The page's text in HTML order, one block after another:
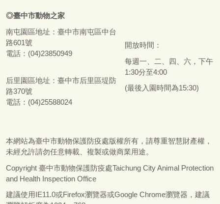
◎臺中市動物之家
南屯園區地址： 臺中市南屯區中台
路601號
電話：(04)23850949
后里園區地址： 臺中市后里區堤防
路370號
電話：(04)25588024
開放時間：
每週一、二、四、六，下午
1:30分至4:00
(最後入園時間為15:30)
本網站為臺中市動物保護防疫處版權所有，請尊重智慧財產權，
未經允許請勿任意轉載、複製或做商業用途。
Copyright 臺中市動物保護防疫處Taichung City Animal Protection
and Health Inspection Office
建議使用IE11.0或Firefox瀏覽器或Google Chrome瀏覽器，建議